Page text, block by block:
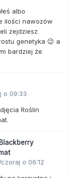
albo
ilości nawozów
zejdziesz
genetyka 😉 a
bardziej że
o 09:33
Roślin
o 06:12